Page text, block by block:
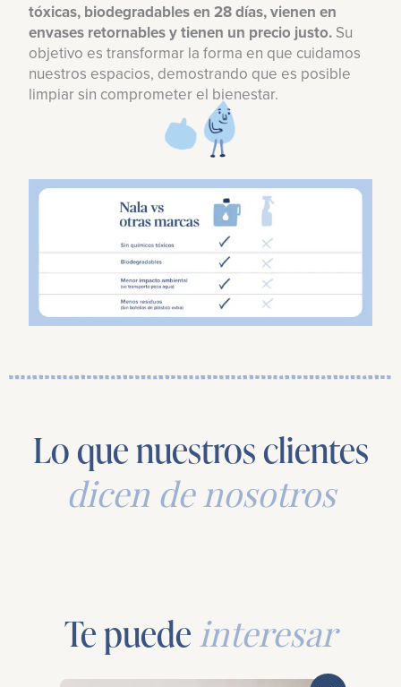
tóxicas, biodegradables en 28 días, vienen en
envases retornables y tienen un precio justo. Su
objetivo es transformar la forma en que cuidamos
nuestros espacios, demostrando que es posible
limpiar sin comprometer el bienestar.
Lo que nuestros clientes
dicen de nosotros
Te puede interesar